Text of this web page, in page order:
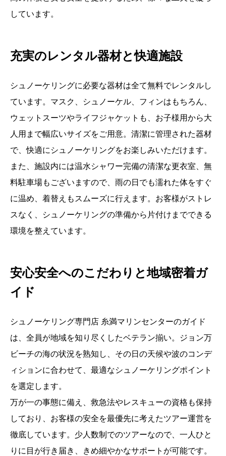
しています。
充実のレンタル器材と快適施設
シュノーケリングに必要な器材は全て無料でレンタルし
ています。マスク、シュノーケル、フィンはもちろん、
ウェットスーツやライフジャケットも、お子様用から大
人用まで幅広いサイズをご用意。清潔に管理された器材
で、快適にシュノーケリングをお楽しみいただけます。
また、施設内には温水シャワー完備の清潔な更衣室、無
料駐車場もございますので、雨の日でも濡れた体をすぐ
に温め、着替えもスムーズに行えます。お客様がストレ
スなく、シュノーケリングの準備から片付けまでできる
環境を整えています。
安心安全へのこだわりと地域密着ガ
イド
シュノーケリング専門店 糸満マリンセンターのガイド
は、全員が地域を知り尽くしたベテラン揃い。ジョン万
ビーチの海の状況を熟知し、その日の天候や波のコンデ
ィションに合わせて、最適なシュノーケリングポイント
を選定します。
万が一の事態に備え、救急法やレスキューの資格も保持
しており、お客様の安全を最優先に考えたツアー運営を
徹底しています。少人数制でのツアーなので、一人ひと
りに目が行き届き、きめ細やかなサポートが可能です。